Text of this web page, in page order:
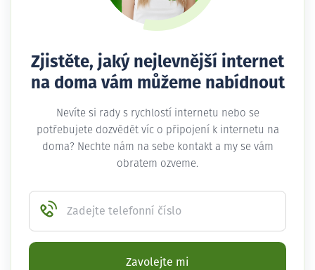
Zjistěte, jaký nejlevnější internet
na doma vám můžeme nabídnout
Nevíte si rady s rychlostí internetu nebo se
potřebujete dozvědět víc o připojení k internetu na
doma? Nechte nám na sebe kontakt a my se vám
obratem ozveme.
Zadejte telefonní číslo
Zavolejte mi